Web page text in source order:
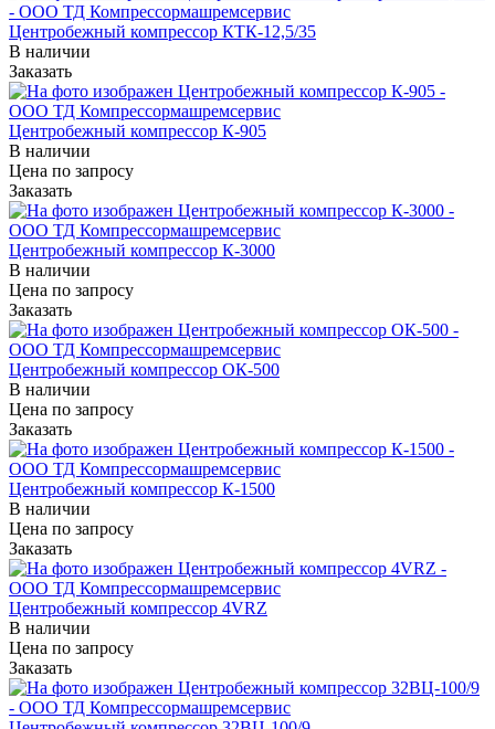
Центробежный компрессор КТК-12,5/35
В наличии
Заказать
Центробежный компрессор К-905
В наличии
Цена по запросу
Заказать
Центробежный компрессор К-3000
В наличии
Цена по запросу
Заказать
Центробежный компрессор ОК-500
В наличии
Цена по запросу
Заказать
Центробежный компрессор К-1500
В наличии
Цена по запросу
Заказать
Центробежный компрессор 4VRZ
В наличии
Цена по запросу
Заказать